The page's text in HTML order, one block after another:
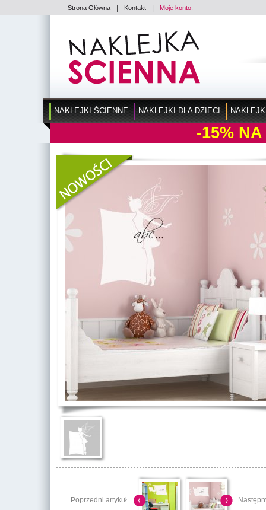
Strona Główna Kontakt Moje konto.
NAKLEJKI ŚCIENNE NAKLEJKI DLA DZIECI
-15% NA
Poprzedni artykuł